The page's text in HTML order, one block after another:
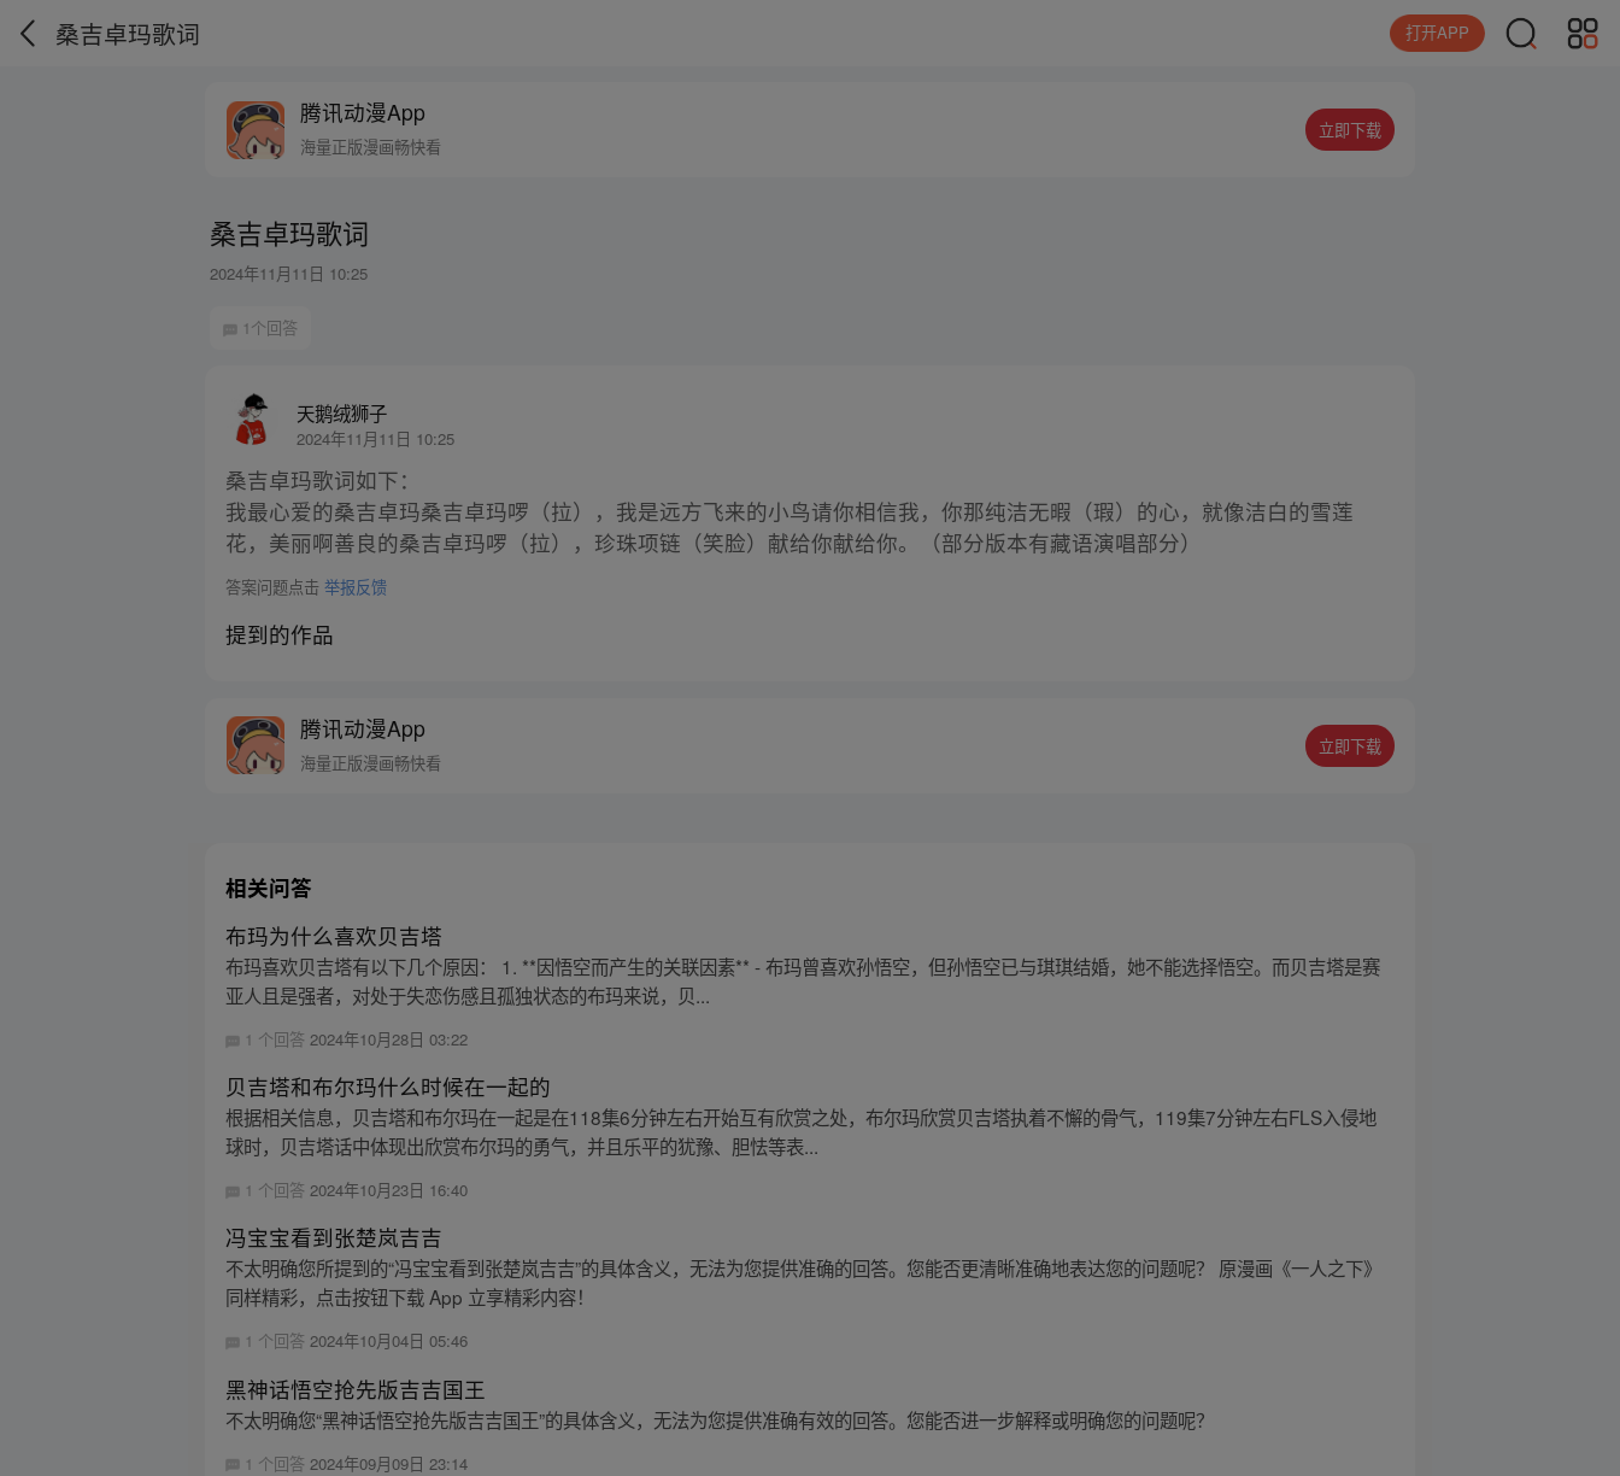
桑吉卓玛歌词 打开APP
腾讯动漫App
海量正版漫画畅快看
立即下载
桑吉卓玛歌词
2024年11月11日 10:25
1个回答
天鹅绒狮子
2024年11月11日 10:25
桑吉卓玛歌词如下：
我最心爱的桑吉卓玛桑吉卓玛啰（拉），我是远方飞来的小鸟请你相信我，你那纯洁无暇（瑕）的心，就像洁白的雪莲
花，美丽啊善良的桑吉卓玛啰（拉），珍珠项链（笑脸）献给你献给你。（部分版本有藏语演唱部分）
答案问题点击举报反馈
提到的作品
腾讯动漫App
海量正版漫画畅快看
立即下载
相关问答
布玛为什么喜欢贝吉塔
布玛喜欢贝吉塔有以下几个原因： 1. **因悟空而产生的关联因素** - 布玛曾喜欢孙悟空，但孙悟空已与琪琪结婚，她不能选择悟空。而贝吉塔是赛
亚人且是强者，对处于失恋伤感且孤独状态的布玛来说，贝...
1 个回答2024年10月28日 03:22
贝吉塔和布尔玛什么时候在一起的
根据相关信息，贝吉塔和布尔玛在一起是在118集6分钟左右开始互有欣赏之处，布尔玛欣赏贝吉塔执着不懈的骨气，119集7分钟左右FLS入侵地
球时，贝吉塔话中体现出欣赏布尔玛的勇气，并且乐平的犹豫、胆怯等表...
1 个回答2024年10月23日 16:40
冯宝宝看到张楚岚吉吉
不太明确您所提到的“冯宝宝看到张楚岚吉吉”的具体含义，无法为您提供准确的回答。您能否更清晰准确地表达您的问题呢？ 原漫画《一人之下》
同样精彩，点击按钮下载 App 立享精彩内容！
1 个回答2024年10月04日 05:46
黑神话悟空抢先版吉吉国王
不太明确您“黑神话悟空抢先版吉吉国王”的具体含义，无法为您提供准确有效的回答。您能否进一步解释或明确您的问题呢？
1 个回答 2024年09月09日 23:14